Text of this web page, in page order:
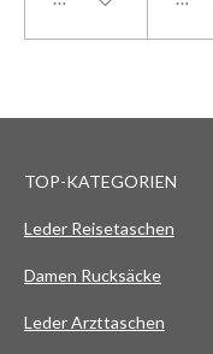
TOP-KATEGORIEN
Leder Reisetaschen
Damen Rucksäcke
Leder Arzttaschen